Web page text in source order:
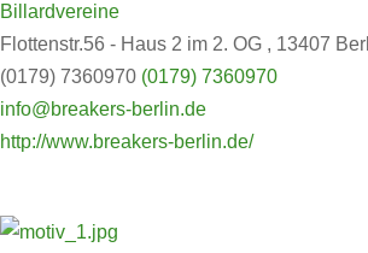
Billardvereine
Flottenstr.56 - Haus 2 im 2. OG , 13407
(0179) 7360970 (0179) 7360970
info@breakers-berlin.de
http://www.breakers-berlin.de/